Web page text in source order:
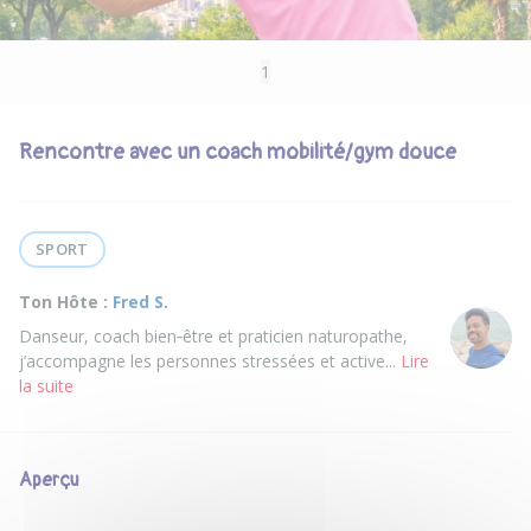
1
Rencontre avec un coach mobilité/gym douce
SPORT
Ton Hôte : Fred S.
Danseur, coach bien‑être et praticien naturopathe,
j’accompagne les personnes stressées et active... Lire
la suite
Aperçu